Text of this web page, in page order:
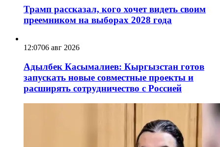
Трамп рассказал, кого хочет видеть своим
преемником на выборах 2028 года
12:0706 авг 2026
Адылбек Касымалиев: Кыргызстан готов
запускать новые совместные проекты и
расширять сотрудничество с Россией